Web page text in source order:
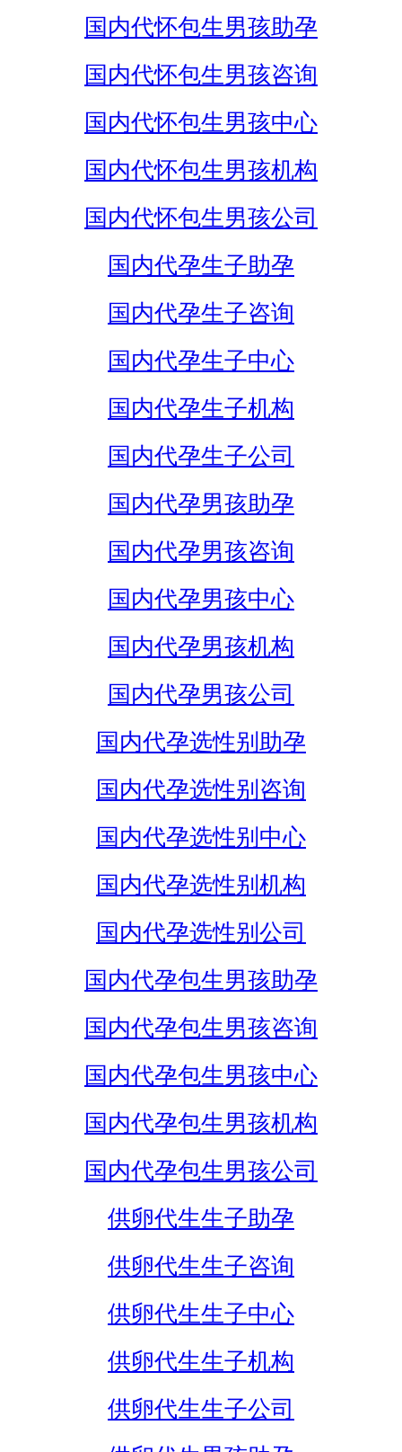
国内代怀包生男孩助孕
国内代怀包生男孩咨询
国内代怀包生男孩中心
国内代怀包生男孩机构
国内代怀包生男孩公司
国内代孕生子助孕
国内代孕生子咨询
国内代孕生子中心
国内代孕生子机构
国内代孕生子公司
国内代孕男孩助孕
国内代孕男孩咨询
国内代孕男孩中心
国内代孕男孩机构
国内代孕男孩公司
国内代孕选性别助孕
国内代孕选性别咨询
国内代孕选性别中心
国内代孕选性别机构
国内代孕选性别公司
国内代孕包生男孩助孕
国内代孕包生男孩咨询
国内代孕包生男孩中心
国内代孕包生男孩机构
国内代孕包生男孩公司
供卵代生生子助孕
供卵代生生子咨询
供卵代生生子中心
供卵代生生子机构
供卵代生生子公司